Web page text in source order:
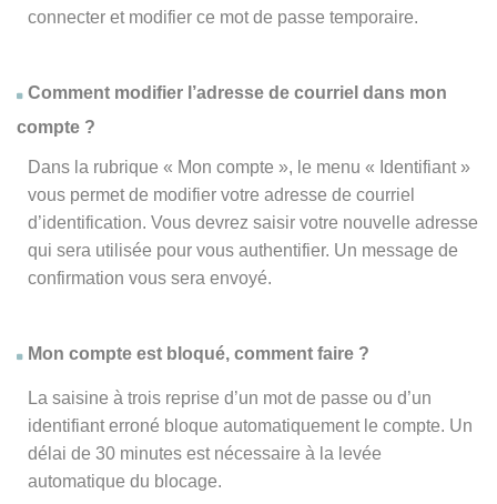
connecter et modifier ce mot de passe temporaire.
Comment modifier l’adresse de courriel dans mon
compte ?
Dans la rubrique « Mon compte », le menu « Identifiant »
vous permet de modifier votre adresse de courriel
d’identification. Vous devrez saisir votre nouvelle adresse
qui sera utilisée pour vous authentifier. Un message de
confirmation vous sera envoyé.
Mon compte est bloqué, comment faire ?
La saisine à trois reprise d’un mot de passe ou d’un
identifiant erroné bloque automatiquement le compte. Un
délai de 30 minutes est nécessaire à la levée
automatique du blocage.